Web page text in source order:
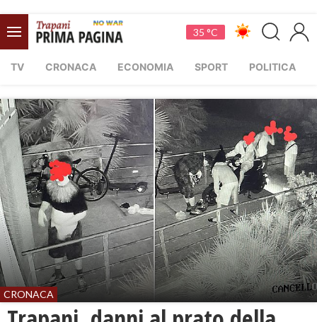
35 °C
TV CRONACA ECONOMIA SPORT POLITICA
CRONACA